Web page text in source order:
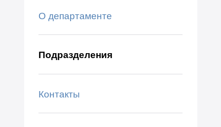
О департаменте
Подразделения
Контакты